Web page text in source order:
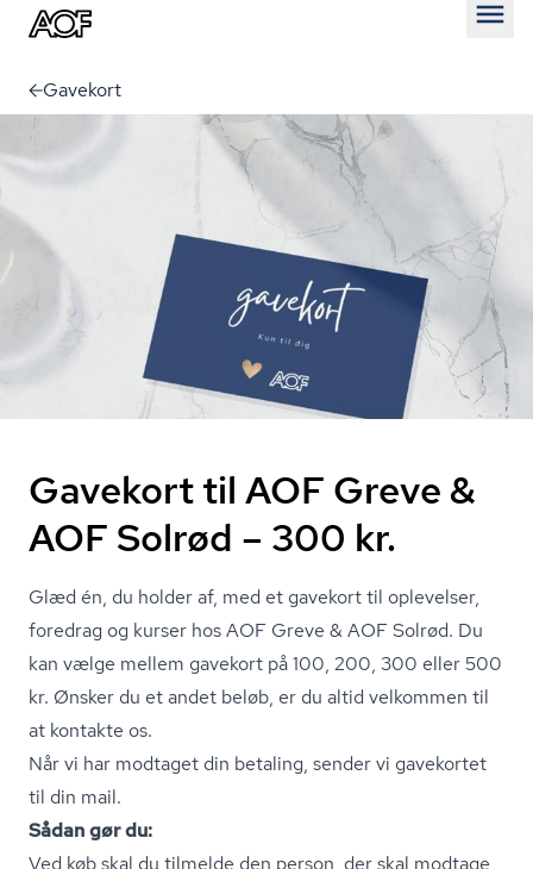
Gavekort
Gavekort til AOF Greve &
AOF Solrød – 300 kr.
Glæd én, du holder af, med et gavekort til oplevelser,
foredrag og kurser hos AOF Greve & AOF Solrød. Du
kan vælge mellem gavekort på 100, 200, 300 eller 500
kr. Ønsker du et andet beløb, er du altid velkommen til
at kontakte os.
Når vi har modtaget din betaling, sender vi gavekortet
til din mail.
Sådan gør du:
Ved køb skal du tilmelde den person, der skal modtage